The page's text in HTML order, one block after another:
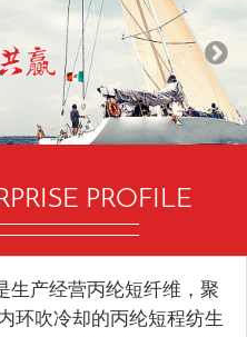
PROFILE
生产经营丙纶短纤维，聚
环吹冷却的丙纶短程纺生